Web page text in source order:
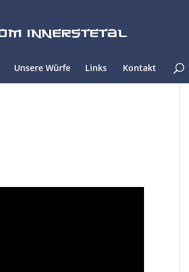
Unsere Würfe Links Kontakt